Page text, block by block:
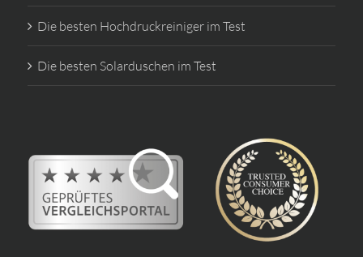
Die besten Hochdruckreiniger im Test
Die besten Solarduschen im Test